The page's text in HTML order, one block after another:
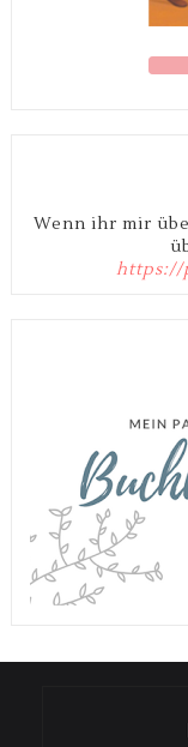
Wenn ihr mir
https://